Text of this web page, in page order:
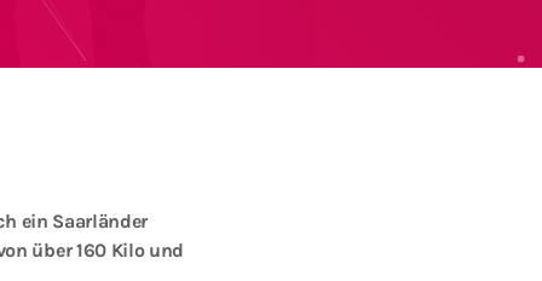
ein Saarländer
über 160 Kilo und